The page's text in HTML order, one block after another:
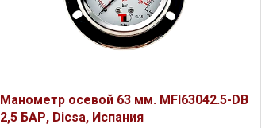
Манометр осевой 63 мм. MFI63042.5-DB
2,5 БАР, Dicsa, Испания